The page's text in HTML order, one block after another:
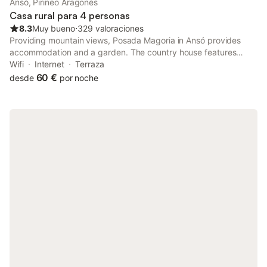
turística y consigna de equipaje, y se puede organizar un
servicio de limpieza diario. Las camas se distribuyen en una
combinación de
Ansó, Pirineo Aragonés
Casa rural para 4 personas
8.3Muy bueno⋅329 valoraciones
Providing mountain views, Posada Magoria in Ansó provides
accommodation and a garden. The country house features
family rooms. At the country house, each unit has a desk.
Wifi Internet
Terraza
desde 60 € por noche